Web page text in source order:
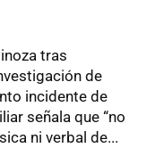
tras
de
incidente de
señala que “no
ni verbal de...